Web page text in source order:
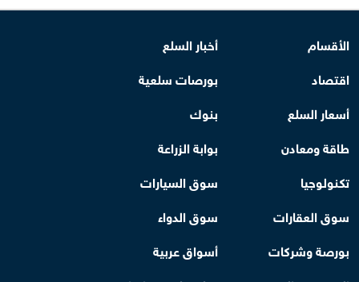
الأقسام
أخبار السلع
اقتصاد
بورصات سلعية
أسعار السلع
بنوك
طاقة ومعادن
بوابة الزراعة
تكنولوجيا
سوق السيارات
سوق العقارات
سوق الدواء
بورصة وشركات
أسواق عربية